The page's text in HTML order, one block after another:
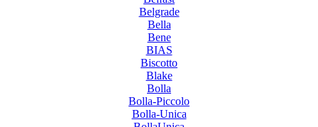
Belgrade
Bella
Bene
BIAS
Biscotto
Blake
Bolla
Bolla-Piccolo
Bolla-Unica